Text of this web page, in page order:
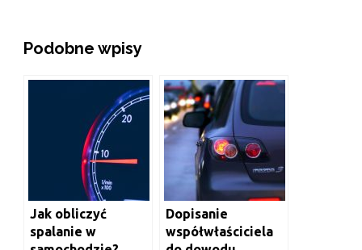
Podobne wpisy
Jak obliczyć
spalanie w
Dopisanie
współwłaściciela